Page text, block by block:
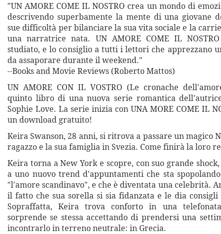
"UN AMORE COME IL NOSTRO crea un mondo di
descrivendo superbamente la mente di una giovane
sue difficoltà per bilanciare la sua vita sociale e la
una narratrice nata. UN AMORE COME IL
studiato, e lo consiglio a tutti i lettori che apprezzano
da assaporare durante il weekend."
--Books and Movie Reviews (Roberto Mattos)
UN AMORE CON IL VOSTRO (Le cronache
quinto libro di una nuova serie romantica
Sophie Love. La serie inizia con UNA MORE COME IL
un download gratuito!
Keira Swanson, 28 anni, si ritrova a passare un magico
ragazzo e la sua famiglia in Svezia. Come finirà la loro
Keira torna a New York e scopre, con suo grande
a uno nuovo trend d'appuntamenti che sta
"l'amore scandinavo", e che è diventata una celebrità.
il fatto che sua sorella si sia fidanzata e le dia
Sopraffatta, Keira trova conforto in una
sorprende se stessa accettando di prendersi una
incontrarlo in terreno neutrale: in Grecia.